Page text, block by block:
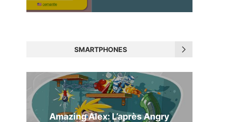
SMARTPHONES
Amazing Alex: L’après Angry